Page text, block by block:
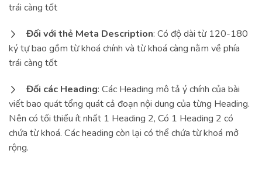
trái càng tốt
Đối với thẻ Meta Description: Có độ dài từ 120-180
ký tự bao gồm từ khoá chính và từ khoá càng nằm về phía
trái càng tốt
Đối các Heading: Các Heading mô tả ý chính của bài
viết bao quát tổng quát cả đoạn nội dung của từng Heading.
Nên có tối thiểu ít nhất 1 Heading 2, Có 1 Heading 2 có
chứa từ khoá. Các heading còn lại có thể chứa từ khoá mở
rộng.